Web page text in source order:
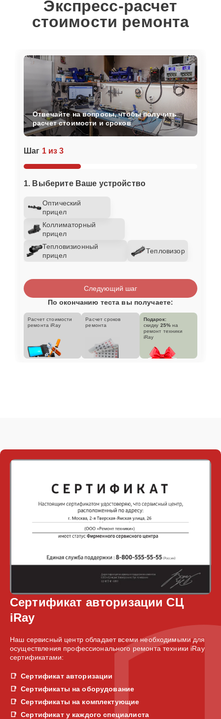
Экспресс-расчет
стоимости ремонта
Шаг 1 из 3
1. Выберите Ваше устройство
Оптический
прицел
Коллиматорный
прицел
Тепловизионный
прицел
Тепловизор
Отвечайте на вопросы, чтобы получить
расчет стоимости и сроков
Следующий шаг
По окончанию теста вы получаете:
Расчет стоимости
ремонта iRay
Расчет сроков
ремонта
Подарок:
скидку 25% на
ремонт техники
iRay
Сертификат авторизации СЦ
iRay
Наш сервисный центр обладает всеми необходимыми для
осуществления профессионального ремонта техники iRay
сертификатами:
Сертификат авторизации
Сертификаты на оборудование
Сертификаты на комплектующие
Сертификат у каждого специалиста